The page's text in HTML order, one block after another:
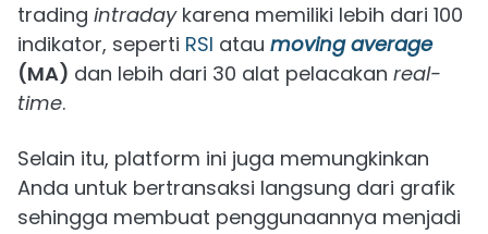
trading intradaykarena memiliki lebih dari 100
indikator, seperti RSI atau moving average
(MA) dan lebih dari 30 alat pelacakan real-
time.
Selain itu, platform ini juga memungkinkan
Anda untuk bertransaksi langsung dari grafik
sehingga membuat penggunaannya menjadi